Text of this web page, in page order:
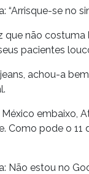
“Arrisque-se no
que não costuma
pacientes
achou-a
embaixo,
Como pode o 11
Não estou no